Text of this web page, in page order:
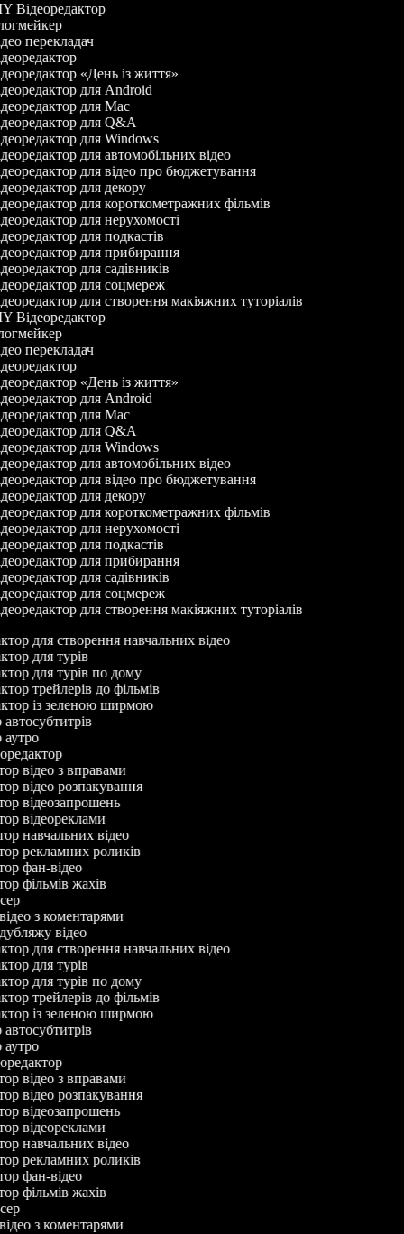
Відеоредактор
перекладач
«День із життя»
для Android
для Mac
для Q&A
для Windows
для автомобільних відео
для відео про бюджетування
для декору
для короткометражних фільмів
для нерухомості
для подкастів
для прибирання
для садівників
для соцмереж
для створення макіяжних туторіалів
Відеоредактор
перекладач
«День із життя»
для Android
для Mac
для Q&A
для Windows
для автомобільних відео
для відео про бюджетування
для декору
для короткометражних фільмів
для нерухомості
для подкастів
для прибирання
для садівників
для соцмереж
для створення макіяжних туторіалів
для створення навчальних відео
для турів
для турів по дому
трейлерів до фільмів
із зеленою ширмою
автосубтитрів
аутро
відео з вправами
відео розпакування
відеозапрошень
відеореклами
навчальних відео
рекламних роликів
фан-відео
фільмів жахів
відео з коментарями
дубляжу відео
для створення навчальних відео
для турів
для турів по дому
трейлерів до фільмів
із зеленою ширмою
автосубтитрів
аутро
відео з вправами
відео розпакування
відеозапрошень
відеореклами
навчальних відео
рекламних роликів
фан-відео
фільмів жахів
відео з коментарями